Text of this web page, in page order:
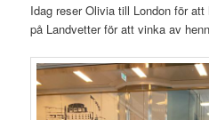
Idag reser Olivia till London för
på Landvetter för att vinka av